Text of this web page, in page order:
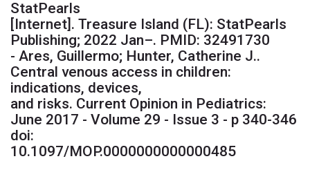
StatPearls
[Internet]. Treasure Island (FL): StatPearls
Publishing; 2022 Jan–. PMID: 32491730
- Ares, Guillermo; Hunter, Catherine J..
Central venous access in children:
indications, devices,
and risks. Current Opinion in Pediatrics:
June 2017 - Volume 29 - Issue 3 - p 340-346
doi:
10.1097/MOP.0000000000000485